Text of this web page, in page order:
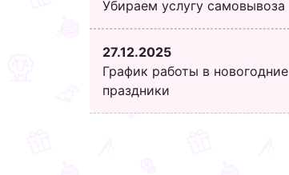
Убираем услугу самовывоза
27.12.2025
График работы в новогодние
праздники